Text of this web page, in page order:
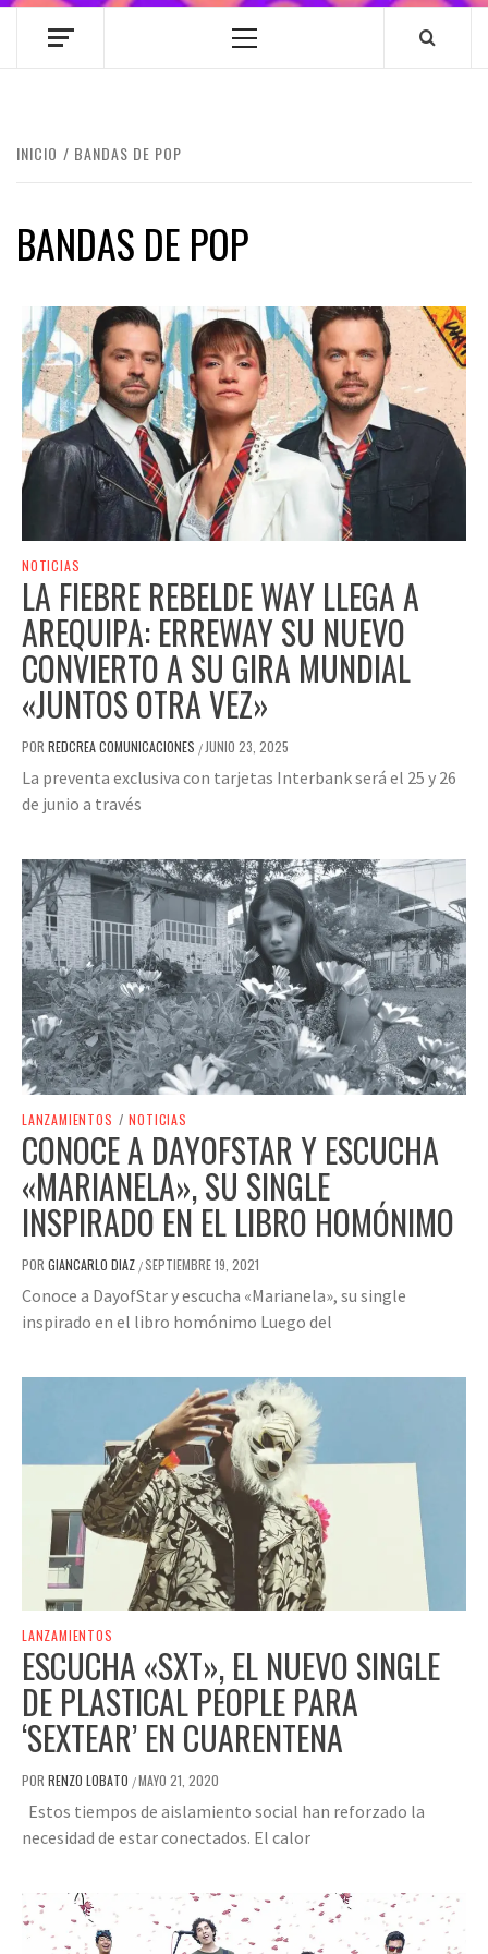
Menú
INICIO BANDAS DE POP
BANDAS DE POP
NOTICIAS
LA FIEBRE REBELDE WAY LLEGA A
AREQUIPA: ERREWAY SU NUEVO
CONVIERTO A SU GIRA MUNDIAL
«JUNTOS OTRA VEZ»
POR REDCREA COMUNICACIONES /JUNIO 23, 2025
La preventa exclusiva con tarjetas Interbank será el 25 y 26
de junio a través
LANZAMIENTOS / NOTICIAS
CONOCE A DAYOFSTAR Y ESCUCHA
«MARIANELA», SU SINGLE
INSPIRADO EN EL LIBRO HOMÓNIMO
POR GIANCARLO DIAZ /SEPTIEMBRE 19, 2021
Conoce a DayofStar y escucha «Marianela», su single
inspirado en el libro homónimo Luego del
LANZAMIENTOS
ESCUCHA «SXT», EL NUEVO SINGLE
DE PLASTICAL PEOPLE PARA
‘SEXTEAR’ EN CUARENTENA
POR RENZO LOBATO /MAYO 21, 2020
Estos tiempos de aislamiento social han reforzado la
necesidad de estar conectados. El calor